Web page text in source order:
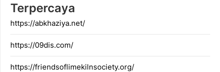
Terpercaya
https://abkhaziya.net/
https://09dis.com/
https://friendsoflimekilnsociety.org/